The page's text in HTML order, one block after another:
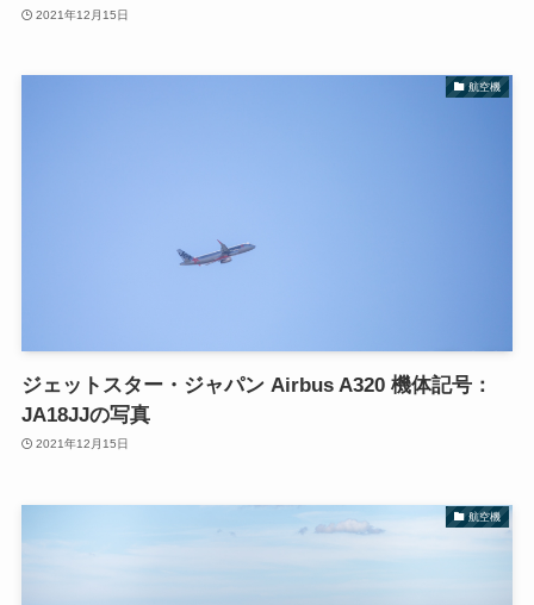
2021年12月15日
航空機
ジェットスター・ジャパン Airbus A320 機体記号：
JA18JJの写真
2021年12月15日
航空機